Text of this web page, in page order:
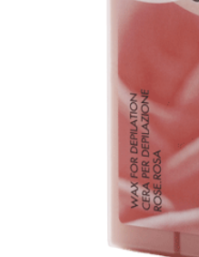
ПАРИКМАХЕРСКОЕ ИСКУССТВО
АКСЕССУАРЫ И РАСХОДНЫЕ
НАБОРЫ И ПОДАРОЧНЫЕ